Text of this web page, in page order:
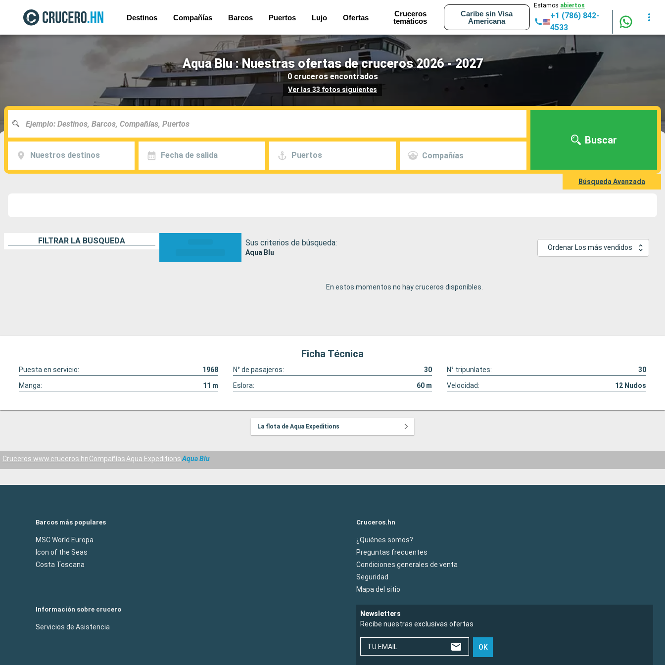
Destinos Compañías Barcos Puertos Lujo Ofertas
Cruceros
temáticos
Caribe sin Visa
Americana
Estamos abiertos
+1 (786) 842-
4533
Aqua Blu : Nuestras ofertas de cruceros 2026 - 2027
0 cruceros encontrados
Ver las 33 fotos siguientes
Nuestros destinos Fecha de salida Puertos Compañías
Buscar
Búsqueda Avanzada
FILTRAR LA BÚSQUEDA Sus criterios de búsqueda:
Aqua Blu
Ordenar Los más vendidos
En estos momentos no hay cruceros disponibles.
Ficha Técnica
Puesta en servicio: 1968 N° de pasajeros: 30 N° tripunlates:
30
Manga:
11 m Eslora: 60 m Velocidad: 12 Nudos
La flota de Aqua Expeditions
Cruceros www.cruceros.hnCompañíasAqua ExpeditionsAqua Blu
Barcos más populares
MSC World Europa
Icon of the Seas
Costa Toscana
Cruceros.hn
¿Quiénes somos?
Preguntas frecuentes
Condiciones generales de venta
Seguridad
Mapa del sitio
Información sobre crucero
Servicios de Asistencia
Newsletters
Recibe nuestras exclusivas ofertas
TU EMAIL OK